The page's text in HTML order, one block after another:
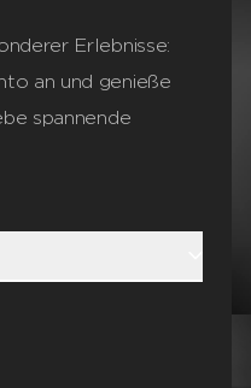
Erlebnisse:
an und genieße
spannende